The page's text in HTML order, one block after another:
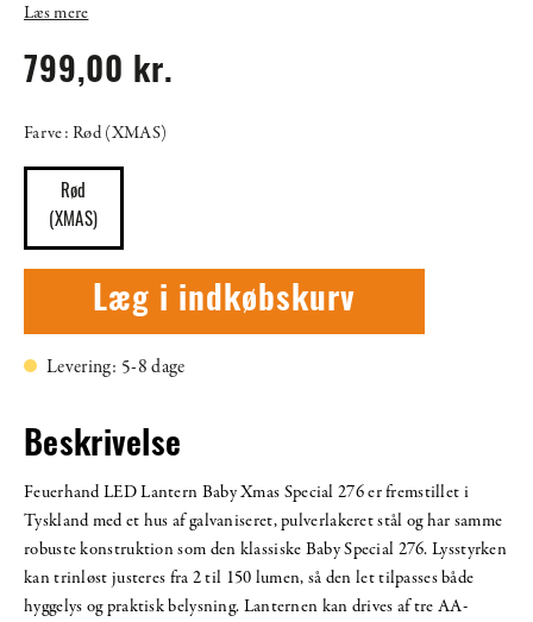
Læs mere
799,00 kr.
Farve: Rød (XMAS)
Rød
(XMAS)
Læg i indkøbskurv
Levering: 5-8 dage
Beskrivelse
Feuerhand LED Lantern Baby Xmas Special 276 er fremstillet i
Tyskland med et hus af galvaniseret, pulverlakeret stål og har samme
robuste konstruktion som den klassiske Baby Special 276. Lysstyrken
kan trinløst justeres fra 2 til 150 lumen, så den let tilpasses både
hyggelys og praktisk belysning. Lanternen kan drives af tre AA-